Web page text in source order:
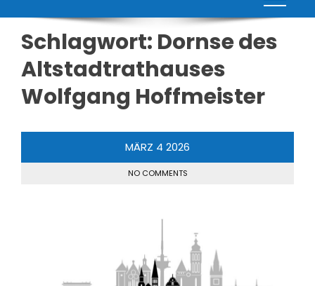
Schlagwort: Dornse des
Altstadtrathauses
Wolfgang Hoffmeister
MÄRZ 4 2026
NO COMMENTS